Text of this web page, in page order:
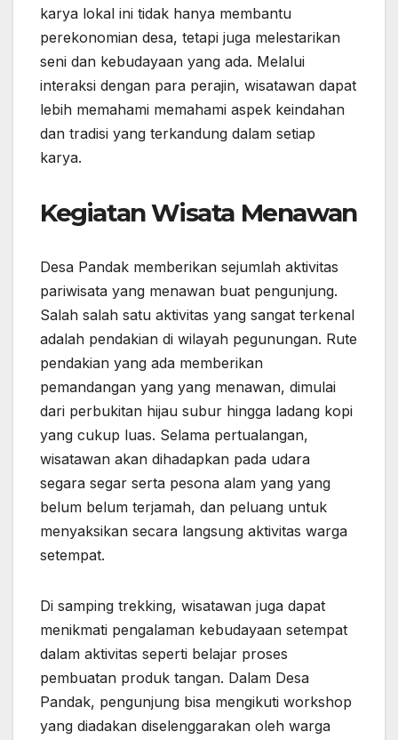
karya lokal ini tidak hanya membantu
perekonomian desa, tetapi juga melestarikan
seni dan kebudayaan yang ada. Melalui
interaksi dengan para perajin, wisatawan dapat
lebih memahami memahami aspek keindahan
dan tradisi yang terkandung dalam setiap
karya.
Kegiatan Wisata Menawan
Desa Pandak memberikan sejumlah aktivitas
pariwisata yang menawan buat pengunjung.
Salah salah satu aktivitas yang sangat terkenal
adalah pendakian di wilayah pegunungan. Rute
pendakian yang ada memberikan
pemandangan yang yang menawan, dimulai
dari perbukitan hijau subur hingga ladang kopi
yang cukup luas. Selama pertualangan,
wisatawan akan dihadapkan pada udara
segara segar serta pesona alam yang yang
belum belum terjamah, dan peluang untuk
menyaksikan secara langsung aktivitas warga
setempat.
Di samping trekking, wisatawan juga dapat
menikmati pengalaman kebudayaan setempat
dalam aktivitas seperti belajar proses
pembuatan produk tangan. Dalam Desa
Pandak, pengunjung bisa mengikuti workshop
yang diadakan diselenggarakan oleh warga